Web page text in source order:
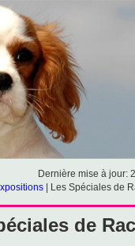
Les Spéciales de
Dernière mise à jour:
de